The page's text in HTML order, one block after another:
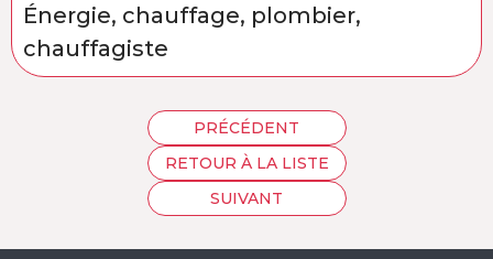
Énergie, chauffage, plombier,
chauffagiste
PRÉCÉDENT
RETOUR À LA LISTE
SUIVANT